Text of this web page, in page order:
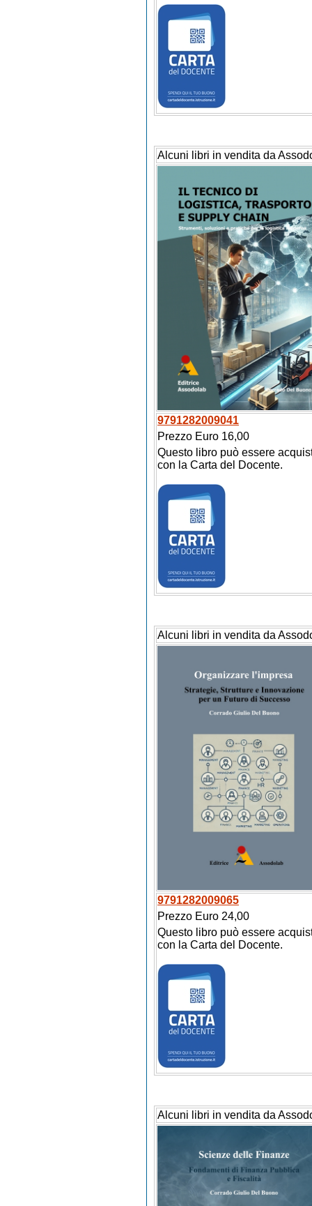
Alcuni libri in vendita da
9791282009041
Prezzo Euro 16,00
Questo libro può essere
con la Carta del Docente.
Alcuni libri in vendita da
9791282009065
Prezzo Euro 24,00
Questo libro può essere
con la Carta del Docente.
Alcuni libri in vendita da